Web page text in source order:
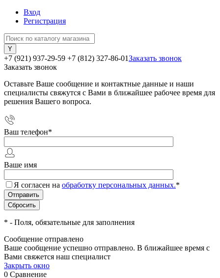
Вход
Регистрация
+7 (921) 937-29-59 +7 (812) 327-86-01Заказать звонок
Заказать звонок
Оставьте Ваше сообщение и контактные данные и наши
специалисты свяжутся с Вами в ближайшее рабочее время для
решения Вашего вопроса.
Ваш телефон*
Ваше имя
Я согласен на обработку персональных данных.*
* - Поля, обязательные для заполнения
Сообщение отправлено
Ваше сообщение успешно отправлено. В ближайшее время с
Вами свяжется наш специалист
Закрыть окно
0 Сравнение